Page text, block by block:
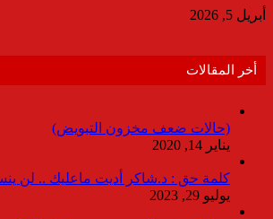
أبريل 5, 2026
أخر المقالات
(حالات ضعف مخزون التبويض)
يناير 14, 2020
كلمة حق : د.شاكر أديت ماعليك .. لن ينسى التاريخ ١٠ سنوات
يوليو 29, 2023